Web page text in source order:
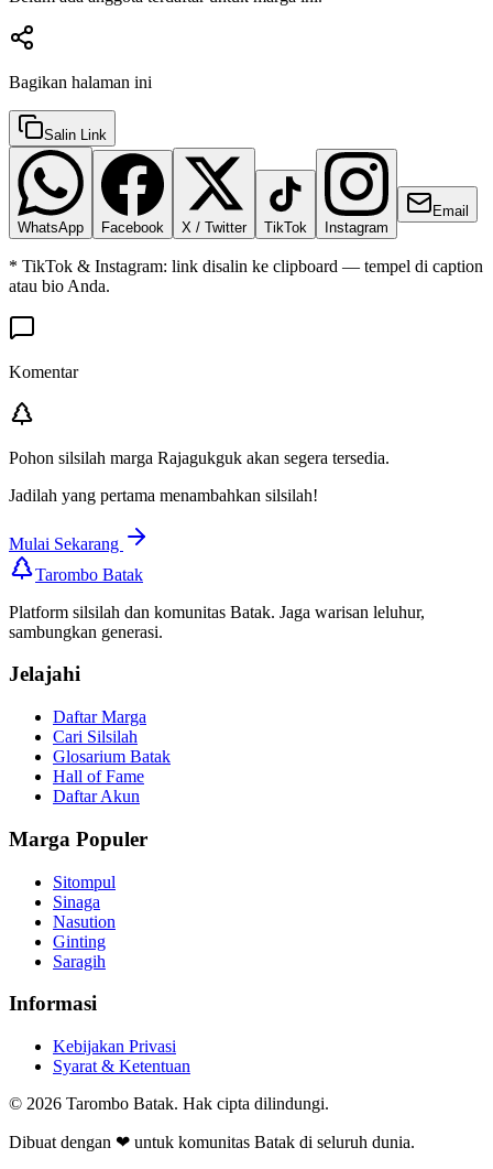
Bagikan halaman ini
Salin Link
WhatsApp Facebook X / Twitter TikTok Instagram
Email
* TikTok & Instagram: link disalin ke clipboard — tempel di caption
atau bio Anda.
Komentar
Pohon silsilah marga Rajagukguk akan segera tersedia.
Jadilah yang pertama menambahkan silsilah!
Mulai Sekarang
Tarombo Batak
Platform silsilah dan komunitas Batak. Jaga warisan leluhur,
sambungkan generasi.
Jelajahi
Daftar Marga
Cari Silsilah
Glosarium Batak
Hall of Fame
Daftar Akun
Marga Populer
Sitompul
Sinaga
Nasution
Ginting
Saragih
Informasi
Kebijakan Privasi
Syarat & Ketentuan
© 2026 Tarombo Batak. Hak cipta dilindungi.
Dibuat dengan ❤ untuk komunitas Batak di seluruh dunia.